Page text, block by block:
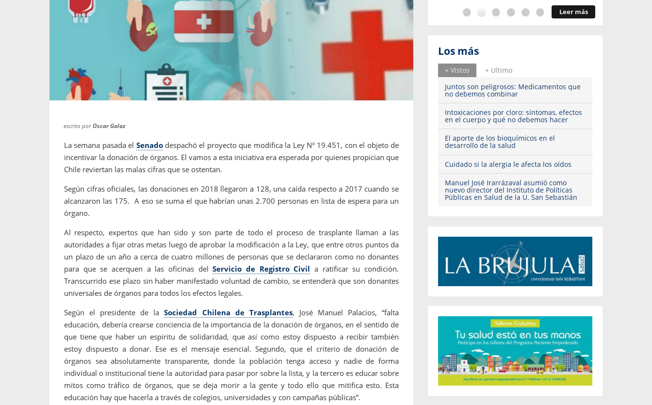
escrito porOscar Galaz
La semana pasada el Senadodespachó el proyecto que modifica la Ley N° 19.451, con el objeto de
incentivar la donación de órganos. El vamos a esta iniciativa era esperada por quienes propician que
Chile reviertan las malas cifras que se ostentan.
Según cifras oficiales, las donaciones en 2018 llegaron a 128, una caída respecto a 2017 cuando se
alcanzaron las 175. A eso se suma el que habrían unas 2.700 personas en lista de espera para un
órgano.
Al respecto, expertos que han sido y son parte de todo el proceso de trasplante llaman a las
autoridades a fijar otras metas luego de aprobar la modificación a la Ley, que entre otros puntos da
un plazo de un año a cerca de cuatro millones de personas que se declararon como no donantes
para que se acerquen a las oficinas delServicio de Registro Civil a ratificar su condición.
Transcurrido ese plazo sin haber manifestado voluntad de cambio, se entenderá que son donantes
universales de órganos para todos los efectos legales.
Según el presidente de laSociedad Chilena de Trasplantes, José Manuel Palacios, “falta
educación, debería crearse conciencia de la importancia de la donación de órganos, en el sentido de
que tiene que haber un espíritu de solidaridad, que así como estoy dispuesto a recibir también
estoy dispuesto a donar. Ese es el mensaje esencial. Segundo, que el criterio de donación de
órganos sea absolutamente transparente, donde la población tenga acceso y nadie de forma
individual o institucional tiene la autoridad para pasar por sobre la lista, y la tercero es educar sobre
mitos como tráfico de órganos, que se deja morir a la gente y todo ello que mitifica esto. Esta
educación hay que hacerla a través de colegios, universidades y con campañas públicas”.
Leer más
Los más
+ Vistos
+ Ultimo
Juntos son peligrosos: Medicamentos que
no debemos combinar
Intoxicaciones por cloro: síntomas, efectos
en el cuerpo y qué no debemos hacer
El aporte de los bioquímicos en el
desarrollo de la salud
Cuidado si la alergia le afecta los oídos
Manuel José Irarrázaval asumió como
nuevo director del Instituto de Políticas
Públicas en Salud de la U. San Sebastián